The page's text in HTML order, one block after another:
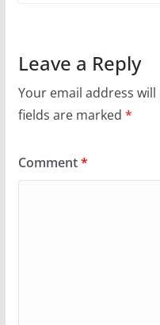
Leave a Reply
Your email address
fields are marked *
Comment*